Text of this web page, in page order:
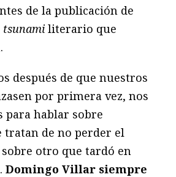
de la publicación de
tsunami literario que
después de que nuestros
por primera vez, nos
para hablar sobre
tratan de no perder el
otro que tardó en
Domingo Villar siempre